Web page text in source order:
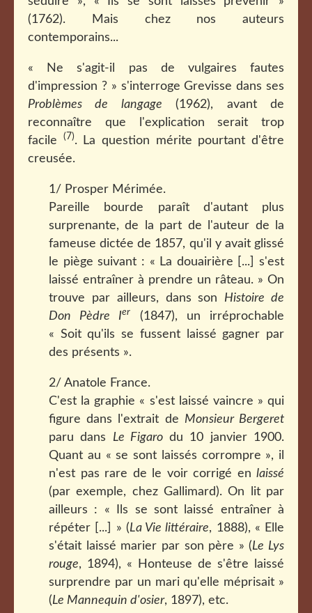
(1762). Mais chez nos auteurs
contemporains...
« Ne s'agit-il pas de vulgaires fautes
d'impression ? » s'interroge Grevisse dans ses
Problèmes de langage (1962), avant de
reconnaître que l'explication serait trop
facile
(7). La question mérite pourtant d'être
creusée.
1/ Prosper Mérimée.
Pareille bourde paraît d'autant plus
surprenante, de la part de l'auteur de la
fameuse dictée de 1857, qu'il y avait glissé
le piège suivant : « La douairière [...] s'est
laissé entraîner à prendre un râteau. » On
trouve par ailleurs, dans son Histoire de
Don Pèdre Ier
(1847), un irréprochable
« Soit qu'ils se fussent laissé gagner par
des présents ».
2/ Anatole France.
C'est la graphie « s'est laissé vaincre » qui
figure dans l'extrait de Monsieur Bergeret
paru dans Le Figarodu 10 janvier 1900.
Quant au « se sont laissés corrompre », il
n'est pas rare de le voir corrigé en laissé
(par exemple, chez Gallimard). On lit par
ailleurs : « Ils se sont laissé entraîner à
répéter [...] » (La Vie littéraire, 1888), « Elle
s'était laissé marier par son père » (Le Lys
rouge, 1894), « Honteuse de s'être laissé
surprendre par un mari qu'elle méprisait »
(Le Mannequin d'osier, 1897), etc.